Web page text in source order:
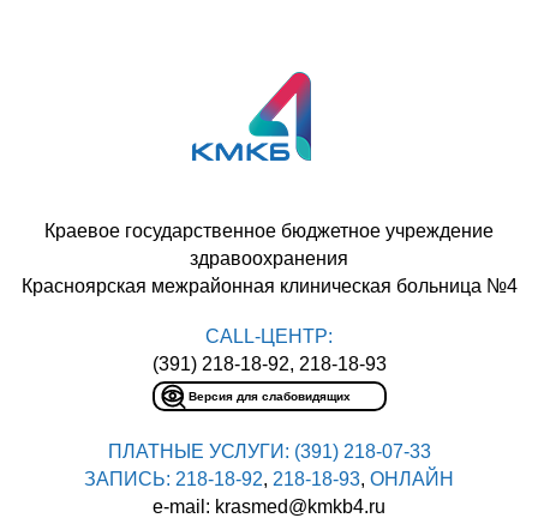
CALL-ЦЕНТР:
(391) 218-18-92, 218-18-93
Версия для слабовидящих
Краевое государственное бюджетное учреждение
здравоохранения
Красноярская межрайонная клиническая больница №4
ПЛАТНЫЕ УСЛУГИ: (391) 218-07-33
ЗАПИСЬ: 218-18-92, 218-18-93, ОНЛАЙН
e-mail: krasmed@kmkb4.ru